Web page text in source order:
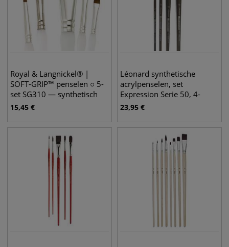
Royal & Langnickel® |
SOFT-GRIP™ penselen ○ 5-
set SG310 — synthetisch
haar
15,45 €
Léonard synthetische
acrylpenselen, set
Expression Serie 50, 4-
delig.
23,95 €